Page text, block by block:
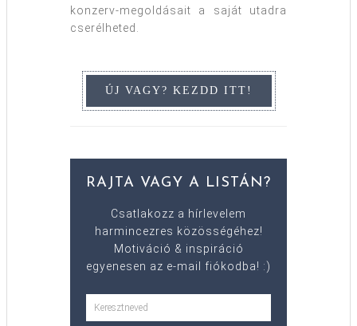
konzerv-megoldásait a saját utadra
cserélheted.
RAJTA VAGY A LISTÁN?
Csatlakozz a hírlevelem
harmincezres közösségéhez!
Motiváció & inspiráció
egyenesen az e-mail fiókodba! :)